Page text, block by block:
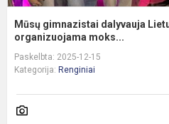
Mūsų gimnazistai dalyvauja
organizuojama moks...
Paskelbta: 2025-12-15
Kategorija: Renginiai